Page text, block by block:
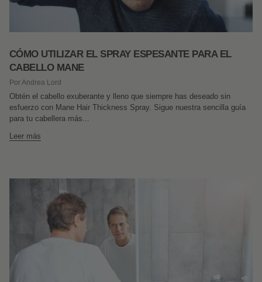
CÓMO UTILIZAR EL SPRAY ESPESANTE PARA EL
CABELLO MANE
Por Andrea Lord
Obtén el cabello exuberante y lleno que siempre has deseado sin
esfuerzo con Mane Hair Thickness Spray. Sigue nuestra sencilla guía
para tu cabellera más...
Leer más